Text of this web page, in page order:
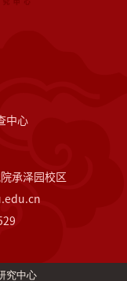
中心
承泽园校区
究中心